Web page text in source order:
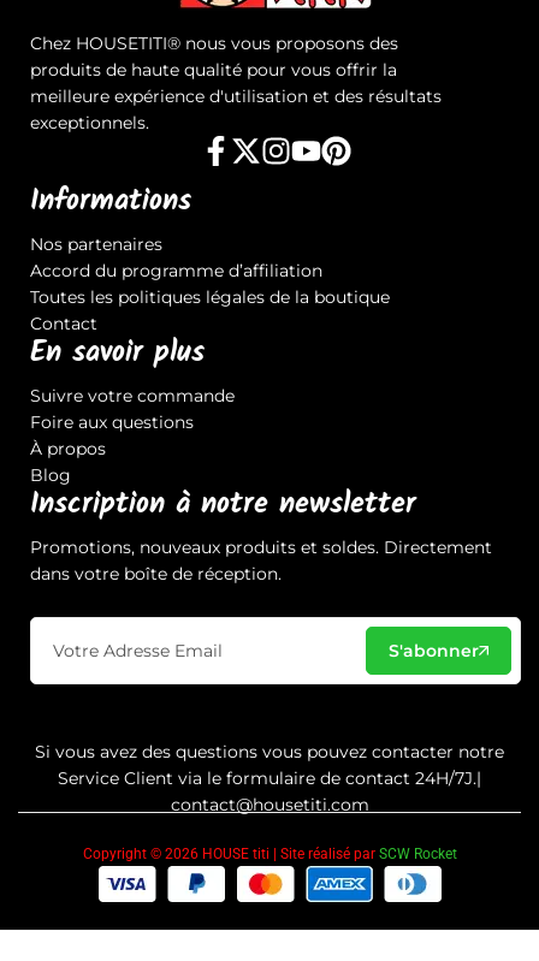
Chez HOUSETITI® nous vous proposons des
produits de haute qualité pour vous offrir la
meilleure expérience d'utilisation et des résultats
exceptionnels.
Informations
Nos partenaires
Accord du programme d’affiliation
Toutes les politiques légales de la boutique
Contact
En savoir plus
Suivre votre commande
Foire aux questions
À propos
Blog
Inscription à notre newsletter
Promotions, nouveaux produits et soldes. Directement
dans votre boîte de réception.
S'abonner
Si vous avez des questions vous pouvez contacter notre
Service Client via le formulaire de contact 24H/7J.|
contact@housetiti.com
Copyright © 2026 HOUSE titi | Site réalisé par SCW Rocket